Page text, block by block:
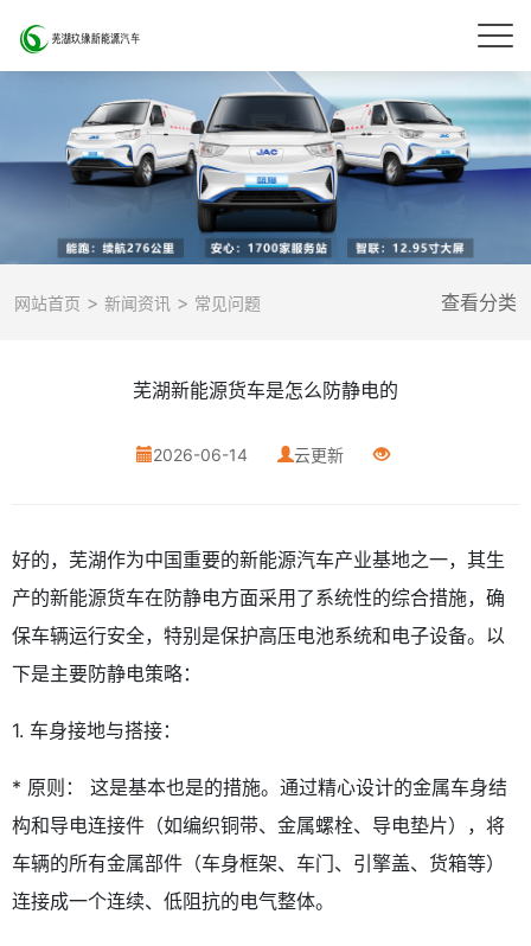
网站首页 > 新闻资讯 > 常见问题 查看分类
芜湖新能源货车是怎么防静电的
2026-06-14 云更新
好的，芜湖作为中国重要的新能源汽车产业基地之一，其生
产的新能源货车在防静电方面采用了系统性的综合措施，确
保车辆运行安全，特别是保护高压电池系统和电子设备。以
下是主要防静电策略：
1. 车身接地与搭接：
* 原则： 这是基本也是的措施。通过精心设计的金属车身结
构和导电连接件（如编织铜带、金属螺栓、导电垫片），将
车辆的所有金属部件（车身框架、车门、引擎盖、货箱等）
连接成一个连续、低阻抗的电气整体。